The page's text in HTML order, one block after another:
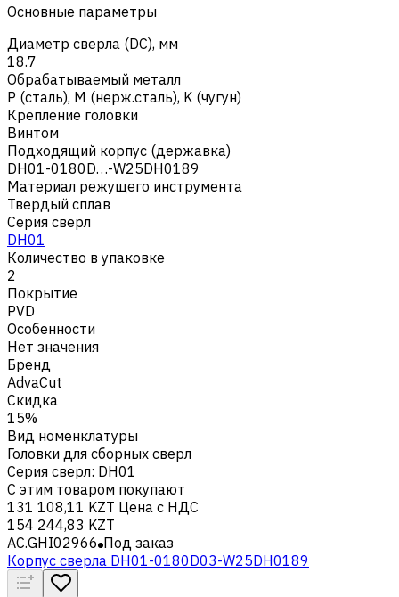
Основные параметры
Диаметр сверла (DC), мм
18.7
Обрабатываемый металл
Р (сталь), M (нерж.сталь), K (чугун)
Крепление головки
Винтом
Подходящий корпус (державка)
DH01-0180D…-W25DH0189
Материал режущего инструмента
Твердый сплав
Серия сверл
DH01
Количество в упаковке
2
Покрытие
PVD
Особенности
Нет значения
Бренд
AdvaCut
Скидка
15%
Вид номенклатуры
Головки для сборных сверл
Серия сверл: DH01
С этим товаром покупают
131 108,11 KZT Цена с НДС
154 244,83 KZT
AC.GHI02966 Под заказ
Корпус сверла DH01-0180D03-W25DH0189